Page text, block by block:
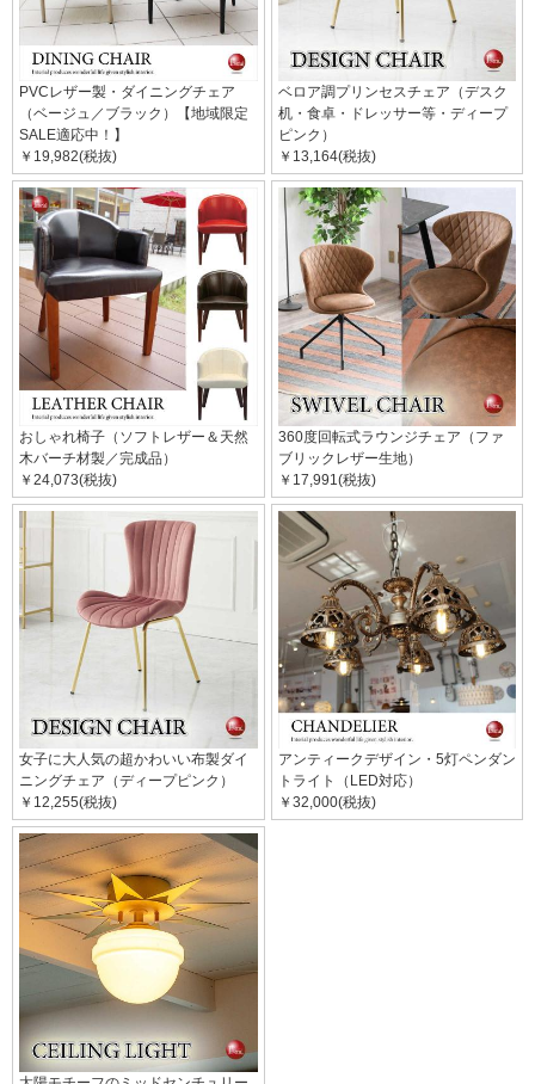
PVCレザー製・ダイニングチェア
（ベージュ／ブラック）【地域限定
SALE適応中！】
￥19,982(税抜)
ベロア調プリンセスチェア（デスク
机・食卓・ドレッサー等・ディープ
ピンク）
￥13,164(税抜)
おしゃれ椅子（ソフトレザー＆天然
木バーチ材製／完成品）
￥24,073(税抜)
360度回転式ラウンジチェア（ファ
ブリックレザー生地）
￥17,991(税抜)
女子に大人気の超かわいい布製ダイ
ニングチェア（ディープピンク）
￥12,255(税抜)
アンティークデザイン・5灯ペンダン
トライト（LED対応）
￥32,000(税抜)